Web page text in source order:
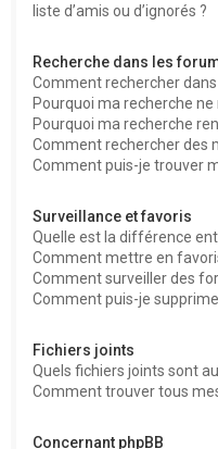
liste d’amis ou d’ignorés ?
Recherche dans les
Comment rechercher
Pourquoi ma recherche
Pourquoi ma recherche
Comment rechercher des
Comment puis-je trouver
Surveillance et favoris
Quelle est la différence
Comment mettre en
Comment surveiller des
Comment puis-je
Fichiers joints
Quels fichiers joints sont
Comment trouver tous
Concernant phpBB